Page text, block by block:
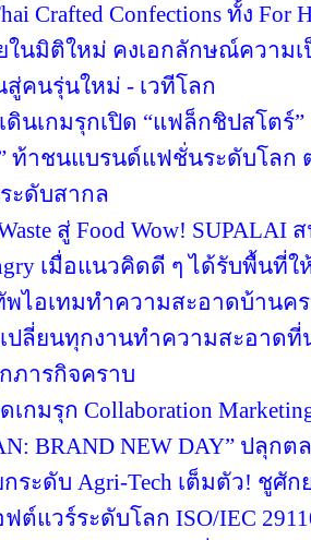
Crafted Confections ทั้ง For
นมิติใหม่ คงเอกลักษณ์ความ
คนรุ่นใหม่ - เวทีโลก
เดินเกมรุกเปิด “แฟล็กชิปสโต
ท้าชนแบรนด์แฟชั่นระดับโลก
ะดับสากล
สู่ Food Wow! SUPALAI
เมื่อแนวคิดดี ๆ ได้รับพื้นที่ใ
ไอเทมทำความสะอาดบ้านค
ปลี่ยนทุกงานทำความสะอาดที่
ภารกิจคราบ
เกมรุก Collaboration
BRAND NEW DAY” ปลุ
กระดับ Agri-Tech เต็มตัว! ชู
ต์แวร์ระดับโลก ISO/IEC